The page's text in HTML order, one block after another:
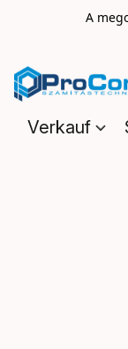
A
Verkauf